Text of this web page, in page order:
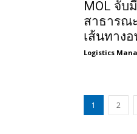
MOL จั
สาธารณ
เส้นทาง
Logistics
1 2